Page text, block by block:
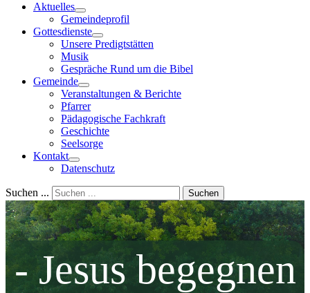
Aktuelles
Gemeindeprofil
Gottesdienste
Unsere Predigtstätten
Musik
Gespräche Rund um die Bibel
Gemeinde
Veranstaltungen & Berichte
Pfarrer
Pädagogische Fachkraft
Geschichte
Seelsorge
Kontakt
Datenschutz
Suchen ... Suchen
- Jesus begegnen